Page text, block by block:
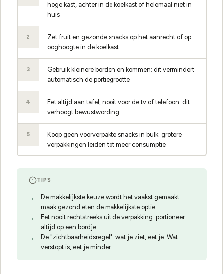
hoge kast, achter in de koelkast of helemaal niet in
huis
2
Zet fruit en gezonde snacks op het aanrecht of op
ooghoogte in de koelkast
3
Gebruik kleinere borden en kommen: dit vermindert
automatisch de portiegrootte
4
Eet altijd aan tafel, nooit voor de tv of telefoon: dit
verhoogt bewustwording
5
Koop geen voorverpakte snacks in bulk: grotere
verpakkingen leiden tot meer consumptie
TIPS
De makkelijkste keuze wordt het vaakst gemaakt:
maak gezond eten de makkelijkste optie
Eet nooit rechtstreeks uit de verpakking: portioneer
altijd op een bordje
De "zichtbaarheidsregel": wat je ziet, eet je. Wat
verstopt is, eet je minder